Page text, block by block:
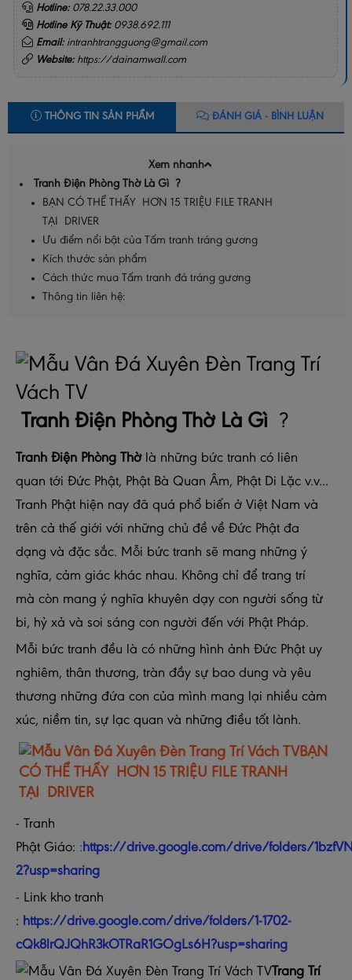
Hotline: 078.22.33.000
Hotline Kỹ Thuật: 0938.692.111
Email: intranhtrangguong@gmail.com
Website:https://dainamwall.com
THÔNG TIN SẢN PHẨM ĐÁNH GIÁ - BÌNH LUẬN
Xem nhanh
Tranh Điện Phòng Thờ Là Gì ?
BẠN CÓ THỂ THẤY HƠN 15 TRIỆU FILE TRANH
TẠI DRIVER
Ưu điểm nổi bật của Tấm tranh tráng gương
Kích thước sản phẩm
Cách thức mua Tấm tranh đá tráng gương
Thông tin liên hệ:
Tranh Điện Phòng Thờ Là Gì ?
Tranh Điện Phòng Thờlà những bức tranh có liên
quan tới Đức Phật, Phật Bà Quan Âm, Phật Di Lặc v.v...
Tranh Phật hiện nay đã quá phổ biến ở Việt Nam và
trên cả thế giới với những chủ đề về Đức Phật đa
dạng và đặc sắc. Mỗi bức tranh sẽ mang những ý
nghĩa, cảm giác khác nhau. Không chỉ để trang trí
mà còn mang ý nghĩa khuyên dạy con người sống từ
bi, hỷ xả và soi sáng con người đến với Phật Pháp.
Mỗi bức tranh đều là có những hình ảnh Đức Phật uy
nghiêm, thân thương, tràn đầy sự bao dung và yêu
thương những đứa con của mình mang lại nhiều cảm
xúc, niềm tin, sự lạc quan và những điều tốt lành.
BẠN
CÓ THỂ THẤY HƠN 15 TRIỆU FILE TRANH
TẠI DRIVER
- Tranh
Phật Giáo: :https://drive.google.com/drive/folders/
2?usp=sharing
- Link kho tranh
: https://drive.google.com/drive/folders/1-1702-
cQk8lrQJQhR3kOTRaR1GOgLs6H?usp=sharing
Trang Trí